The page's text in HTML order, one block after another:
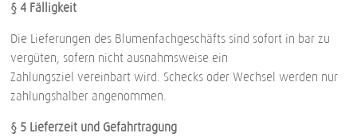
§ 4 Fälligkeit
Die Lieferungen des Blumenfachgeschäfts sind sofort in bar zu
vergüten, sofern nicht ausnahmsweise ein
Zahlungsziel vereinbart wird. Schecks oder Wechsel werden nur
zahlungshalber angenommen.
§ 5 Lieferzeit und Gefahrtragung